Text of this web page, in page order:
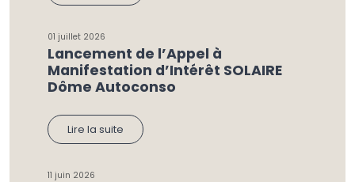
01 juillet 2026
Lancement de l’Appel à
Manifestation d’Intérêt SOLAIRE
Dôme Autoconso
Lire la suite
11 juin 2026